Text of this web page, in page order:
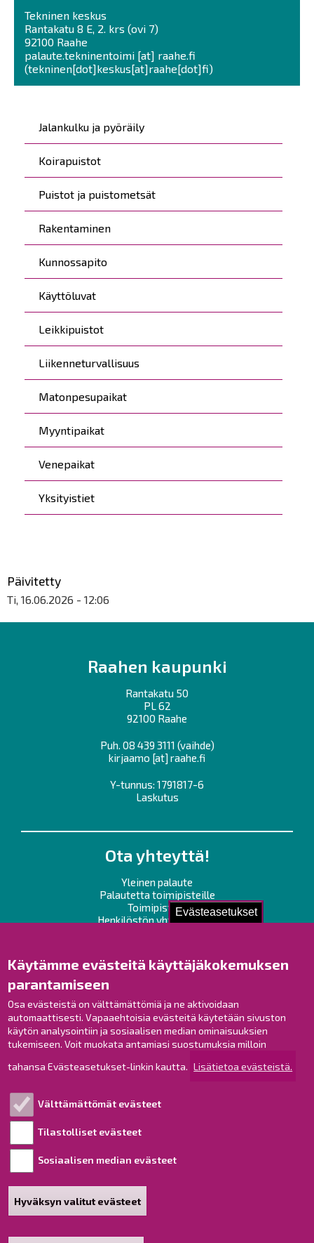
Evästeasetukset
Käytämme evästeitä käyttäjäkokemuksen
parantamiseen
Osa evästeistä on välttämättömiä ja ne aktivoidaan
automaattisesti. Vapaaehtoisia evästeitä käytetään sivuston
käytön analysointiin ja sosiaalisen median ominaisuuksien
tukemiseen. Voit muokata antamiasi suostumuksia milloin
tahansa Evästeasetukset-linkin kautta. Lisätietoa evästeistä.
Välttämättömät evästeet
Tilastolliset evästeet
Sosiaalisen median evästeet
Hyväksyn valitut evästeet
Päävalikko
Jalankulku ja pyöräily
Koirapuistot
Puistot ja puistometsät
Rakentaminen
Kunnossapito
Käyttöluvat
Leikkipuistot
Liikenneturvallisuus
Matonpesupaikat
Myyntipaikat
Venepaikat
Yksityistiet
Tekninen keskus
Rantakatu 8 E, 2. krs (ovi 7)
92100 Raahe
palaute.tekninentoimi [at] raahe.fi
(tekninen[dot]keskus[at]raahe[dot]fi)
Päivitetty
Ti, 16.06.2026 - 12:06
Raahen kaupunki
Rantakatu 50
PL 62
92100 Raahe
Puh. 08 439 3111 (vaihde)
kirjaamo [at] raahe.fi
Y-tunnus: 1791817-6
Laskutus
Ota yhteyttä!
Yleinen palaute
Palautetta toimipisteille
Toimipisteet
Henkilöstön yhteystiedot
Raahe Facebookissa
Raahe Instagramissa
Raahe LinkedInissä
Raahe YouTubessa
Esityslistat ja pöytäkirjat
Viranhaltijapäätökset
Saavutettavuusseloste